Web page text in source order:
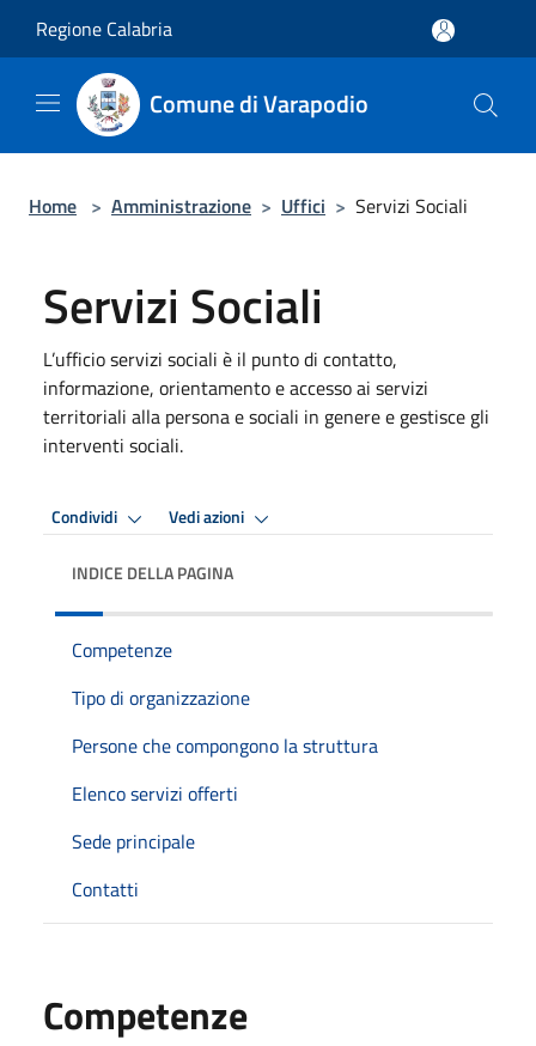
Regione Calabria
Comune di Varapodio
Home > Amministrazione > Uffici > Servizi Sociali
Servizi Sociali
L’ufficio servizi sociali è il punto di contatto,
informazione, orientamento e accesso ai servizi
territoriali alla persona e sociali in genere e gestisce gli
interventi sociali.
Condividi Vedi azioni
INDICE DELLA PAGINA
Competenze
Tipo di organizzazione
Persone che compongono la struttura
Elenco servizi offerti
Sede principale
Contatti
Competenze